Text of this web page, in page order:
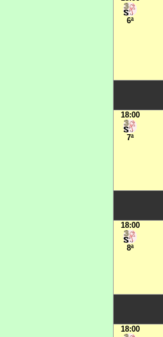
6ª
18:00
7ª
18:00
8ª
18:00